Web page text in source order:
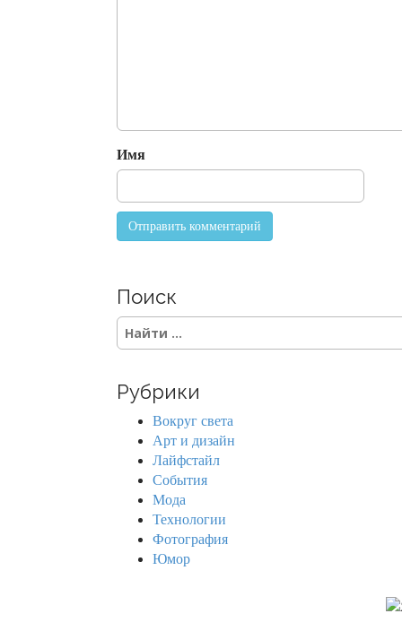
o
n
Имя
Поиск
S
e
c
Рубрики
Вокруг света
Арт и дизайн
Лайфстайл
События
Мода
Технологии
Фотография
Юмор